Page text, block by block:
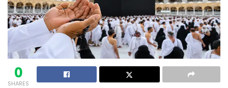
0
SHARES